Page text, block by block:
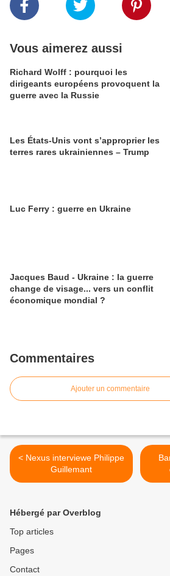
Vous aimerez aussi
Richard Wolff : pourquoi les
dirigeants européens provoquent la
guerre avec la Russie
Les États-Unis vont s’approprier les
terres rares ukrainiennes – Trump
Luc Ferry : guerre en Ukraine
Jacques Baud - Ukraine : la guerre
change de visage... vers un conflit
économique mondial ?
Commentaires
Ajouter un commentaire
< Nexus interviewe Philippe
Guillemant
Hébergé par Overblog
Top articles
Pages
Contact